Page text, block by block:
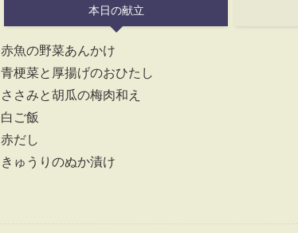
本日の献立
赤魚の野菜あんかけ
青梗菜と厚揚げのおひたし
ささみと胡瓜の梅肉和え
白ご飯
赤だし
きゅうりのぬか漬け